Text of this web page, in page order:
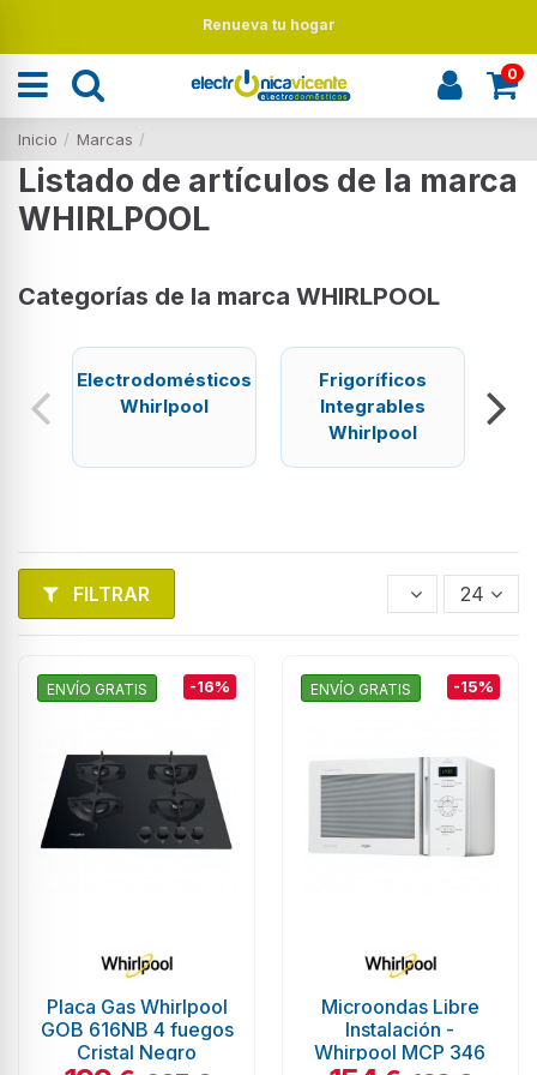
Renueva tu hogar
0
Inicio Marcas
Listado de artículos de la marca
WHIRLPOOL
Categorías de la marca WHIRLPOOL
Electrodomésticos
Whirlpool
Frigoríficos
Integrables
Whirlpool
FILTRAR 24
ENVÍO GRATIS -16%
Placa Gas Whirlpool
GOB 616NB 4 fuegos
Cristal Negro
ENVÍO GRATIS -15%
Microondas Libre
Instalación -
Whirpool MCP 346